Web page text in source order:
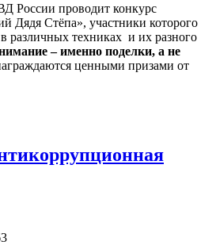
России проводит конкурс
Дядя Стёпа», участники которого
различных техниках и их разного
– именно поделки, а не
ценными призами от